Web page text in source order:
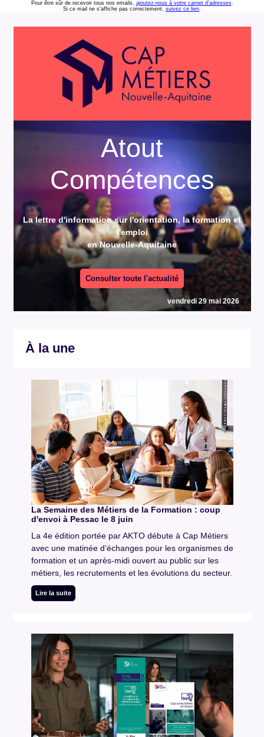
Pour être sûr de recevoir tous nos emails, ajoutez-nous à votre carnet d'adresses.
Si ce mail ne s'affiche pas correctement, suivez ce lien.
Atout
Compétences
La lettre d'information sur l'orientation, la formation et
l'emploi
en Nouvelle-Aquitaine
Consulter toute l'actualité
vendredi 29 mai 2026
À la une
La Semaine des Métiers de la Formation : coup
d'envoi à Pessac le 8 juin
La 4e édition portée par AKTO débute à Cap Métiers
avec une matinée d’échanges pour les organismes de
formation et un après-midi ouvert au public sur les
métiers, les recrutements et les évolutions du secteur.
Lire la suite